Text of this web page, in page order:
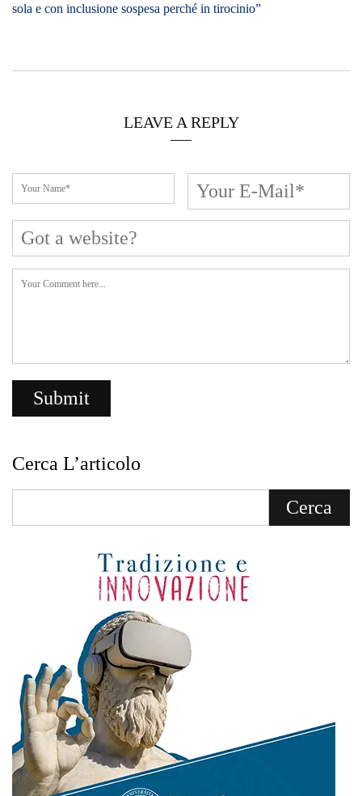
sola e con inclusione sospesa perché in tirocinio”
LEAVE A REPLY
Cerca L’articolo